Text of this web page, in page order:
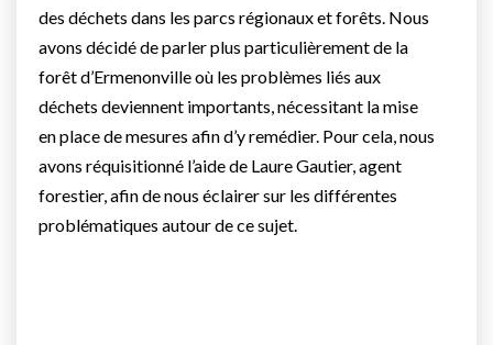
des déchets dans les parcs régionaux et forêts. Nous
avons décidé de parler plus particulièrement de la
forêt d’Ermenonville où les problèmes liés aux
déchets deviennent importants, nécessitant la mise
en place de mesures afin d’y remédier. Pour cela, nous
avons réquisitionné l’aide de Laure Gautier, agent
forestier, afin de nous éclairer sur les différentes
problématiques autour de ce sujet.